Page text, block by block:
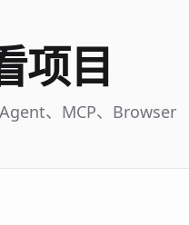
项目
、MCP、Browser